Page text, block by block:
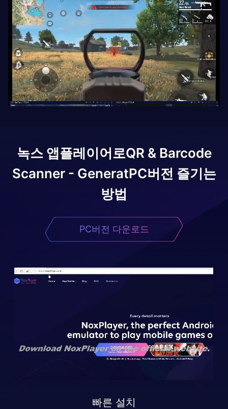
녹스 앱플레이어로QR & Barcode
Scanner - GeneratPC버전 즐기는
방법
PC버전 다운로드
빠른 설치